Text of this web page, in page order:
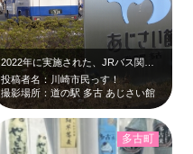
2022年に実施された、JRバス関東のバスツアー【山城ガール むつみ隊長と多古…
投稿者名：川崎市民っす！
撮影場所：道の駅 多古 あじさい館
多古町